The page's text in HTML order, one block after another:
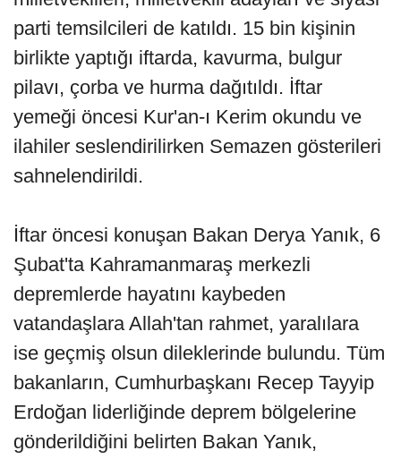
parti temsilcileri de katıldı. 15 bin kişinin
birlikte yaptığı iftarda, kavurma, bulgur
pilavı, çorba ve hurma dağıtıldı. İftar
yemeği öncesi Kur'an-ı Kerim okundu ve
ilahiler seslendirilirken Semazen gösterileri
sahnelendirildi.
İftar öncesi konuşan Bakan Derya Yanık, 6
Şubat'ta Kahramanmaraş merkezli
depremlerde hayatını kaybeden
vatandaşlara Allah'tan rahmet, yaralılara
ise geçmiş olsun dileklerinde bulundu. Tüm
bakanların, Cumhurbaşkanı Recep Tayyip
Erdoğan liderliğinde deprem bölgelerine
gönderildiğini belirten Bakan Yanık,